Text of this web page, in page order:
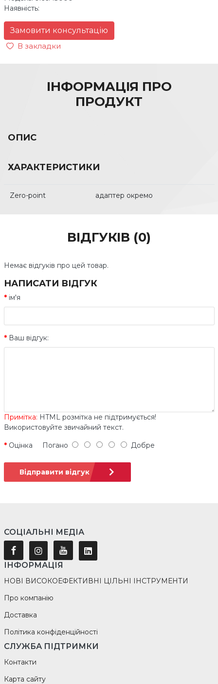
Наявність:
Замовити консультацію
В закладки
ІНФОРМАЦІЯ ПРО
ПРОДУКТ
ОПИС
ХАРАКТЕРИСТИКИ
Zero-point адаптер окремо
ВІДГУКІВ (0)
Немає відгуків про цей товар.
НАПИСАТИ ВІДГУК
ім'я
Ваш відгук:
Примітка: HTML розмітка не підтримується!
Використовуйте звичайний текст.
Оцінка Погано Добре
Відправити відгук
СОЦІАЛЬНІ МЕДІА
ІНФОРМАЦІЯ
НОВІ ВИСОКОЕФЕКТИВНІ ЦІЛЬНІ ІНСТРУМЕНТИ
Про компанію
Доставка
Політика конфіденційності
СЛУЖБА ПІДТРИМКИ
Контакти
Карта сайту